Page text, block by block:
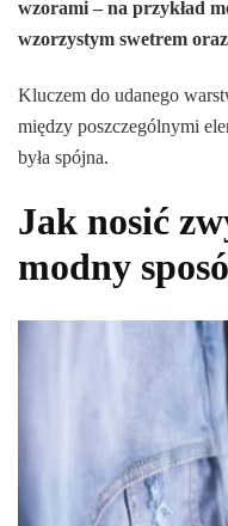
wzorami – na przykład
wzorzystym swetrem
Kluczem do udanego
między poszczególnymi
była spójna.
Jak nosić
modny